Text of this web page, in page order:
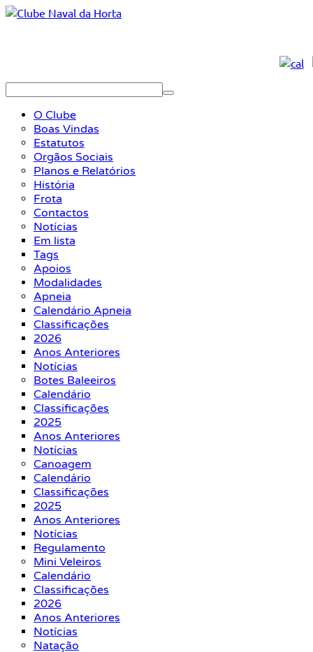
O Clube
Boas Vindas
Estatutos
Orgãos Sociais
Planos e Relatórios
História
Frota
Contactos
Notícias
Em lista
Tags
Apoios
Modalidades
Apneia
Calendário Apneia
Classificações
2026
Anos Anteriores
Notícias
Botes Baleeiros
Calendário
Classificações
2025
Anos Anteriores
Notícias
Canoagem
Calendário
Classificações
2025
Anos Anteriores
Notícias
Regulamento
Mini Veleiros
Calendário
Classificações
2026
Anos Anteriores
Notícias
Natação